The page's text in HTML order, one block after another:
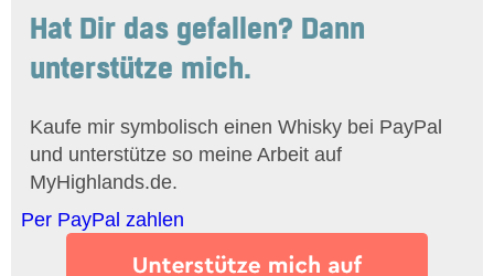
Hat Dir das gefallen? Dann
unterstütze mich.
Kaufe mir symbolisch einen Whisky bei PayPal
und unterstütze so meine Arbeit auf
MyHighlands.de.
Per PayPal zahlen